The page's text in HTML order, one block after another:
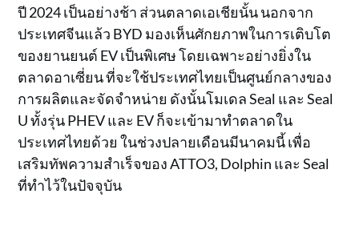
ปี 2024 เป็นอย่างช้า ส่วนตลาดเอเชียนั้น นอกจาก
ประเทศจีนแล้ว BYD มองเห็นศักยภาพในการเติบโต
ของยานยนต์ EV เป็นพิเศษ โดยเฉพาะอย่างยิ่งใน
ตลาดอาเซี่ยน ที่จะใช้ประเทศไทยเป็นศูนย์กลางของ
การผลิตและจัดจำหน่าย ดังนั้นโมเดล Seal และ Seal
U ทั้งรุ่น PHEV และ EV ก็จะเข้ามาทำตลาดใน
ประเทศไทยด้วย ในช่วงปลายเดือนมีนาคมนี้ เพื่อ
เสริมทัพความสำเร็จของ ATTO3, Dolphin และ Seal
ที่ทำไว้ในปัจจุบัน